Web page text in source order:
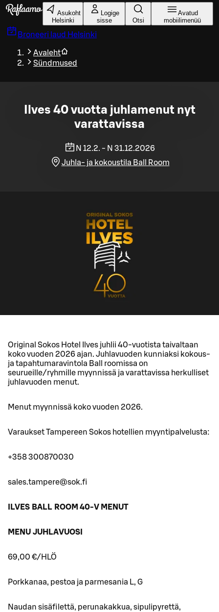
Liigu peamise sisu juurde
Asukoht
Helsinki
Logige
sisse
Otsi
Avatud
mobiilimenüü
Broneeri laud Helsinki
Avaleht
Sündmused
Ilves 40 vuotta juhlamenut nyt
varattavissa
N 12.2. - N 31.12.2026
Juhla- ja kokoustila Ball Room
Original Sokos Hotel Ilves juhlii 40-vuotista taivaltaan
koko vuoden 2026 ajan. Juhlavuoden kunniaksi kokous-
ja tapahtumaravintola Ball roomissa on
seurueille/ryhmille myynnissä ja varattavissa herkulliset
juhlavuoden menut.
Menut myynnissä koko vuoden 2026.
Varaukset Tampereen Sokos hotellien myyntipalvelusta:
+358 300870030
sales.tampere@sok.fi
ILVES BALL ROOM 40-V MENUT
MENU JUHLAVUOSI
69,00 €/HLÖ
Porkkanaa, pestoa ja parmesania L, G
Naudan sisäfilettä, perunakakkua, sipulipyrettä,